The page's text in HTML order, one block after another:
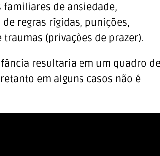
de ansiedade,
regras rígidas, punições,
(privações de prazer).
resultaria em um quadro de
em alguns casos não é